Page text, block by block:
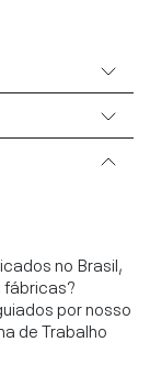
no Brasil,
por nosso
de Trabalho